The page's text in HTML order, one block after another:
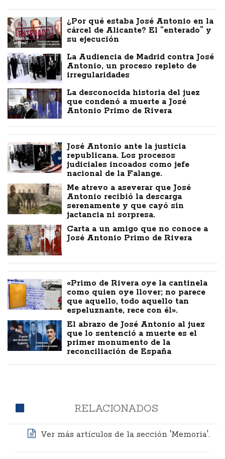
¿Por qué estaba José Antonio en la
cárcel de Alicante? El “enterado” y
su ejecución
La Audiencia de Madrid contra José
Antonio, un proceso repleto de
irregularidades
La desconocida historia del juez
que condenó a muerte a José
Antonio Primo de Rivera
José Antonio ante la justicia
republicana. Los procesos
judiciales incoados como jefe
nacional de la Falange.
Me atrevo a aseverar que José
Antonio recibió la descarga
serenamente y que cayó sin
jactancia ni sorpresa.
Carta a un amigo que no conoce a
José Antonio Primo de Rivera
«Primo de Rivera oye la cantinela
como quien oye llover; no parece
que aquello, todo aquello tan
espeluznante, rece con él».
El abrazo de José Antonio al juez
que lo sentenció a muerte es el
primer monumento de la
reconciliación de España
RELACIONADOS
Ver más artículos de la sección 'Memoria'.